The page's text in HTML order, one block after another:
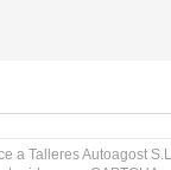
a Talleres Autoagost